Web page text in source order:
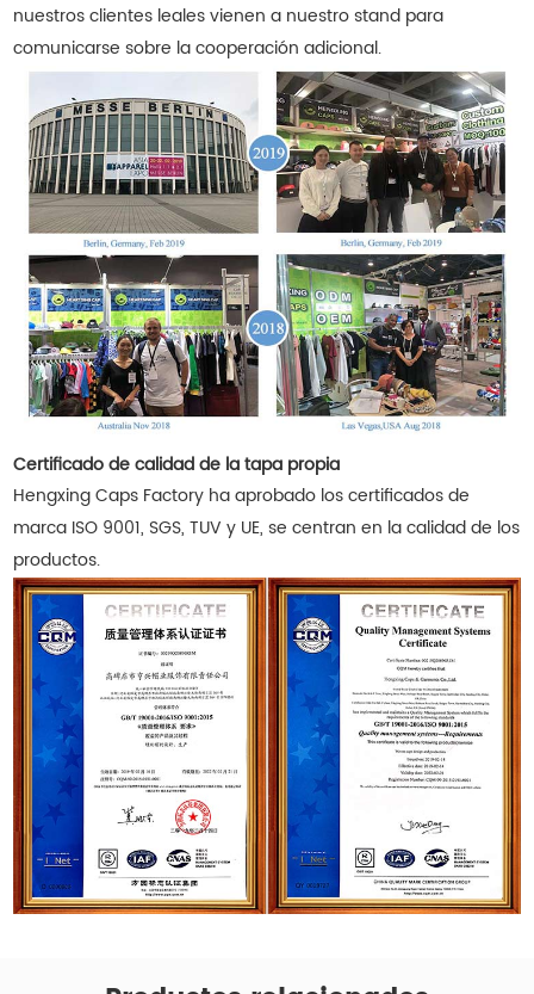
nuestros clientes leales vienen a nuestro stand para
comunicarse sobre la cooperación adicional.
Certificado de calidad de la tapa propia
Hengxing Caps Factory ha aprobado los certificados de
marca ISO 9001, SGS, TUV y UE, se centran en la calidad de los
productos.